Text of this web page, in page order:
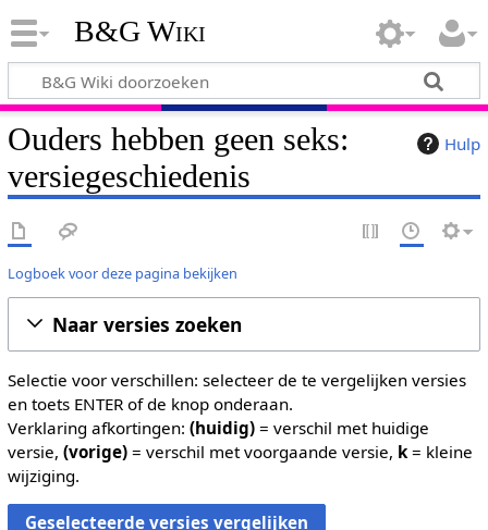
B&G Wiki
Hulp
Ouders hebben geen seks:
versiegeschiedenis
Logboek voor deze pagina bekijken
Naar versies zoeken
Selectie voor verschillen: selecteer de te vergelijken versies
en toets ENTER of de knop onderaan.
Verklaring afkortingen: (huidig)= verschil met huidige
versie, (vorige)= verschil met voorgaande versie, k= kleine
wijziging.